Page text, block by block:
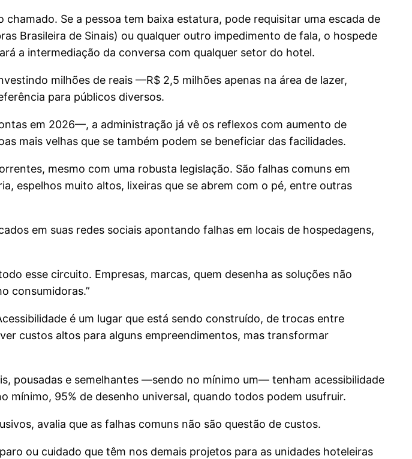
Se a pessoa tem baixa estatura, pode requisitar uma escada de
Brasileira de Sinais) ou qualquer outro impedimento de fala, o hospede
a intermediação da conversa com qualquer setor do hotel.
milhões de reais —R$ 2,5 milhões apenas na área de lazer,
para públicos diversos.
em 2026—, a administração já vê os reflexos com aumento de
mais velhas que se também podem se beneficiar das facilidades.
mesmo com uma robusta legislação. São falhas comuns em
espelhos muito altos, lixeiras que se abrem com o pé, entre outras
em suas redes sociais apontando falhas em locais de hospedagens,
esse circuito. Empresas, marcas, quem desenha as soluções não
consumidoras.”
é um lugar que está sendo construído, de trocas entre
custos altos para alguns empreendimentos, mas transformar
pousadas e semelhantes —sendo no mínimo um— tenham acessibilidade
mínimo, 95% de desenho universal, quando todos podem usufruir.
avalia que as falhas comuns não são questão de custos.
ou cuidado que têm nos demais projetos para as unidades hoteleiras